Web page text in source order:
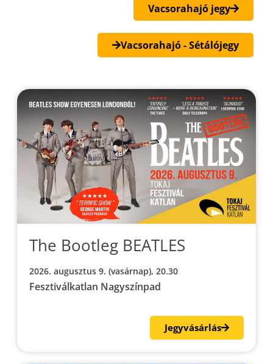
Vacsorahajó jegy
Vacsorahajó - Sétálójegy
The Bootleg BEATLES
2026. augusztus 9. (vasárnap), 20.30
Fesztiválkatlan Nagyszínpad
Jegyvásárlás